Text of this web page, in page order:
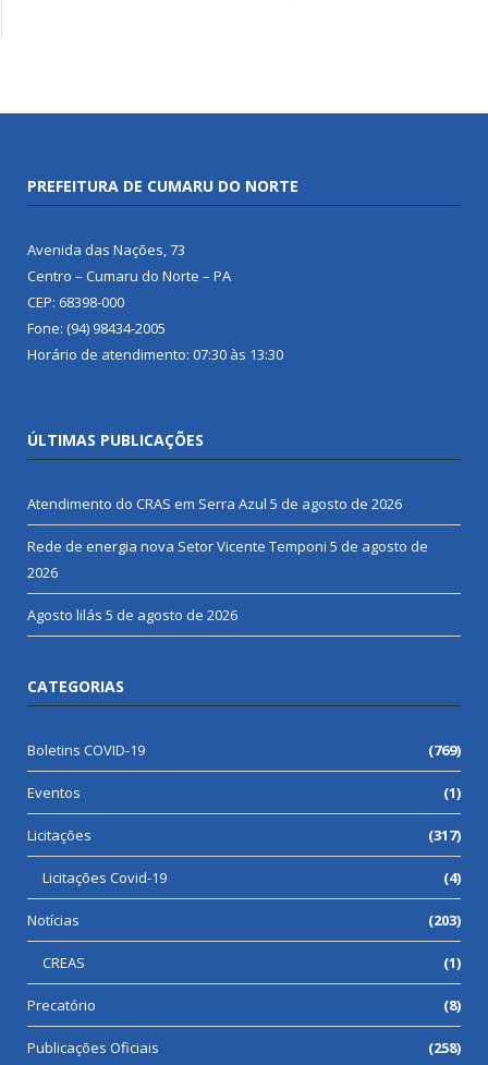
PREFEITURA DE CUMARU DO NORTE
Avenida das Nações, 73
Centro – Cumaru do Norte – PA
CEP: 68398-000
Fone: (94) 98434-2005
Horário de atendimento: 07:30 às 13:30
ÚLTIMAS PUBLICAÇÕES
Atendimento do CRAS em Serra Azul 5 de agosto de 2026
Rede de energia nova Setor Vicente Temponi 5 de agosto de
2026
Agosto lilás 5 de agosto de 2026
CATEGORIAS
Boletins COVID-19 (769)
Eventos (1)
Licitações (317)
Licitações Covid-19 (4)
Notícias (203)
CREAS (1)
Precatório (8)
Publicações Oficiais (258)